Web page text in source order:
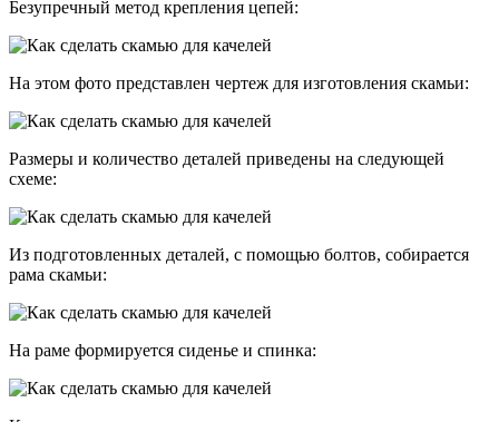
Безупречный метод крепления цепей:
На этом фото представлен чертеж для изготовления скамьи:
Размеры и количество деталей приведены на следующей
схеме:
Из подготовленных деталей, с помощью болтов, собирается
рама скамьи:
На раме формируется сиденье и спинка: